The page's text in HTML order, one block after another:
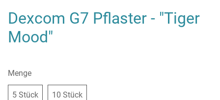
Dexcom G7 Pflaster - "Tiger
Mood"
Menge
5 Stück5 Stück10 Stück10 Stück